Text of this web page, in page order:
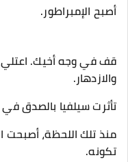
أصبح الإمبراطور.
قف في وجه أخيك. اعتلي
والازدهار.
تأثرت سيلفيا بالصدق
منذ تلك اللحظة، أصبحت
تكونه.